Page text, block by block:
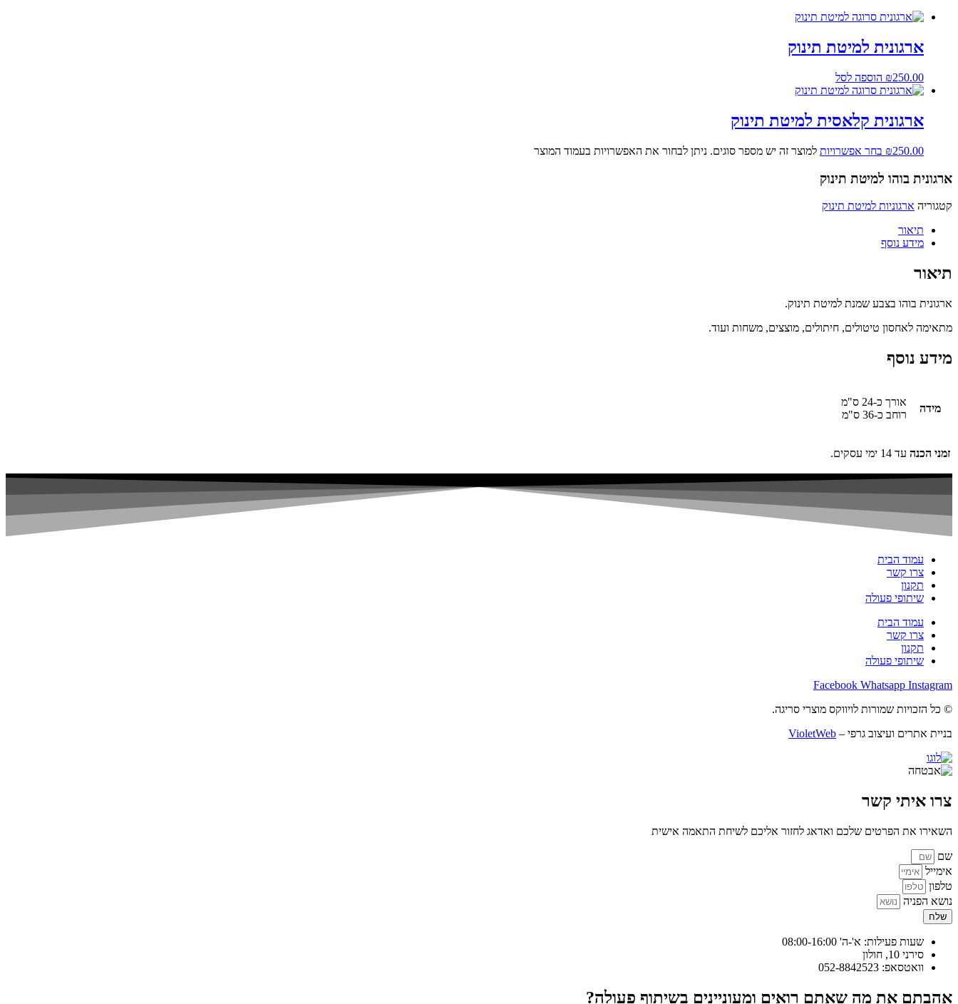
ארגונית למיטת תינוק
₪250.00 הוספה לסל
ארגונית קלאסית למיטת תינוק
₪250.00 בחר אפשרויות למוצר זה יש מספר סוגים. ניתן לבחור את האפשרויות בעמוד המוצר
ארגונית בוהו למיטת תינוק
קטגוריה ארגוניות למיטת תינוק
תיאור
מידע נוסף
תיאור
ארגונית בוהו בצבע שמנת למיטת תינוק.
מתאימה לאחסון טיטולים, חיתולים, מוצצים, משחות ועוד.
מידע נוסף
מידה
אורך כ-24 ס"מ
רוחב כ-36 ס"מ
זמני הכנה עד 14 ימי עסקים.
עמוד הבית
צרו קשר
תקנון
שיתופי פעולה
עמוד הבית
צרו קשר
תקנון
שיתופי פעולה
Facebook Whatsapp Instagram
© כל הזכויות שמורות לויווקס מוצרי סריגה.
בניית אתרים ועיצוב גרפי – VioletWeb
צרו איתי קשר
השאירו את הפרטים שלכם ואדאג לחזור אליכם לשיחת התאמה אישית
שם
אימייל
טלפון
נושא הפניה
שלח
שעות פעילות: א'-ה' 08:00-16:00
סירני 10, חולון
וואטסאפ: 052-8842523
אהבתם את מה שאתם רואים ומעוניינים בשיתוף פעולה?